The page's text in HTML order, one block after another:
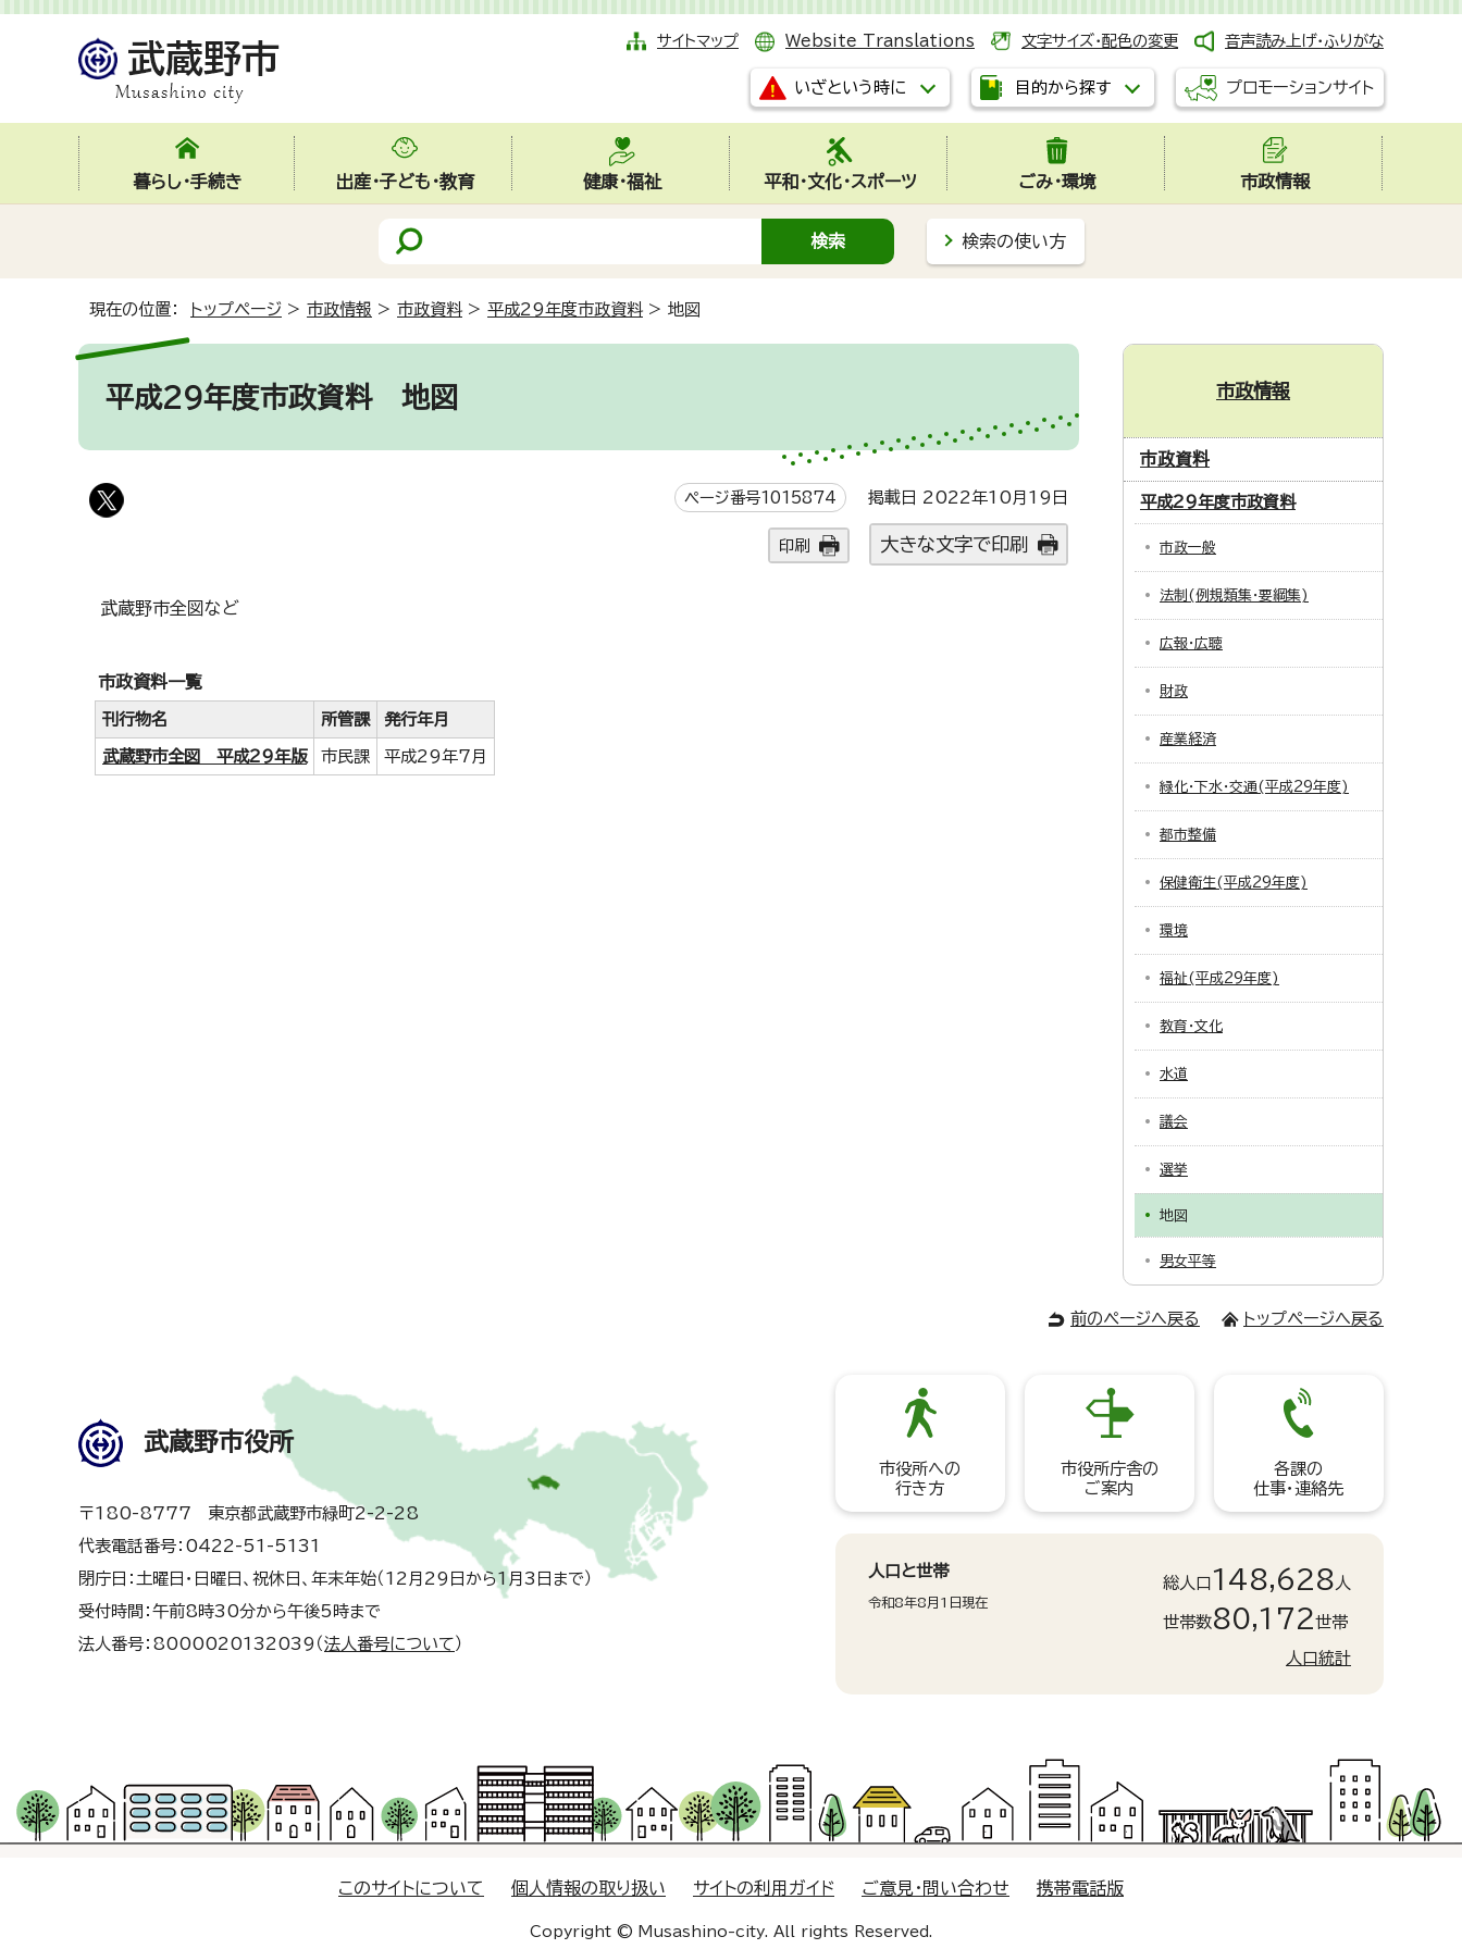
サイトマップ Website Translations 文字サイズ・配色の変更 音声読み上げ・ふりがな
いざという時に 目的から探す プロモーションサイト
暮らし・手続き 出産・子ども・教育 健康・福祉 平和・文化・スポーツ ごみ・環境 市政情報
検索の使い方
現在の位置： トップページ > 市政情報 > 市政資料 > 平成29年度市政資料 > 地図
平成29年度市政資料 地図
ページ番号1015874 掲載日 2022年10月19日
印刷 大きな文字で印刷
武蔵野市全図など
市政資料一覧
刊行物名 所管課 発行年月
武蔵野市全図 平成29年版 市民課 平成29年7月
市政情報
市政資料
平成29年度市政資料
市政一般
法制(例規類集・要綱集)
広報・広聴
財政
産業経済
緑化・下水・交通(平成29年度)
都市整備
保健衛生(平成29年度)
環境
福祉(平成29年度)
教育・文化
水道
議会
選挙
地図
男女平等
前のページへ戻る トップページへ戻る
武蔵野市役所
〒180-8777 東京都武蔵野市緑町2-2-28
代表電話番号：0422-51-5131
閉庁日：土曜日・日曜日、祝休日、年末年始（12月29日から1月3日まで）
受付時間：午前8時30分から午後5時まで
法人番号：8000020132039（ 法人番号について ）
市役所への
行き方
市役所庁舎の
ご案内
各課の
仕事・連絡先
人口と世帯
令和8年8月1日現在
総人口 148,628 人
世帯数80,172世帯
人口統計
このサイトについて 個人情報の取り扱い サイトの利用ガイド ご意見・問い合わせ 携帯電話版
Copyright © Musashino-city. All rights Reserved.